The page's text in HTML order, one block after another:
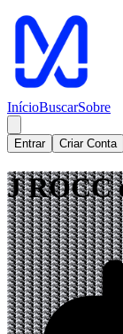
InícioBuscarSobre
Entrar Criar Conta
J ROCC